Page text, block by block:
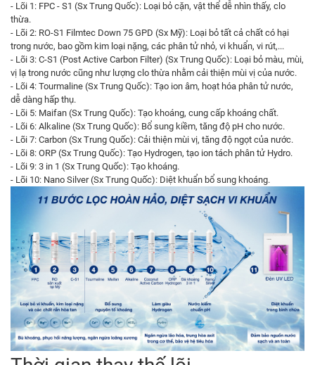
- Lõi 1: FPC - S1 (Sx Trung Quốc): Loại bỏ cặn, vật thể dễ nhìn thấy, clo
thừa.
- Lõi 2: RO-S1 Filmtec Down 75 GPD (Sx Mỹ): Loại bỏ tất cả chất có hại
trong nước, bao gồm kim loại nặng, các phân tử nhỏ, vi khuẩn, vi rút,...
- Lõi 3: C-S1 (Post Active Carbon Filter) (Sx Trung Quốc): Loại bỏ màu, mùi,
vị lạ trong nước cũng như lượng clo thừa nhằm cải thiện mùi vị của nước.
- Lõi 4: Tourmaline (Sx Trung Quốc): Tạo ion âm, hoạt hóa phân tử nước,
dễ dàng hấp thụ.
- Lõi 5: Maifan (Sx Trung Quốc): Tạo khoáng, cung cấp khoáng chất.
- Lõi 6: Alkaline (Sx Trung Quốc): Bổ sung kiềm, tăng độ pH cho nước.
- Lõi 7: Carbon (Sx Trung Quốc): Cải thiện mùi vị, tăng độ ngọt của nước.
- Lõi 8: ORP (Sx Trung Quốc): Tạo Hydrogen, tạo ion tách phân tử Hydro.
- Lõi 9: 3 in 1 (Sx Trung Quốc): Tạo khoáng.
- Lõi 10: Nano Silver (Sx Trung Quốc): Diệt khuẩn bổ sung khoáng.